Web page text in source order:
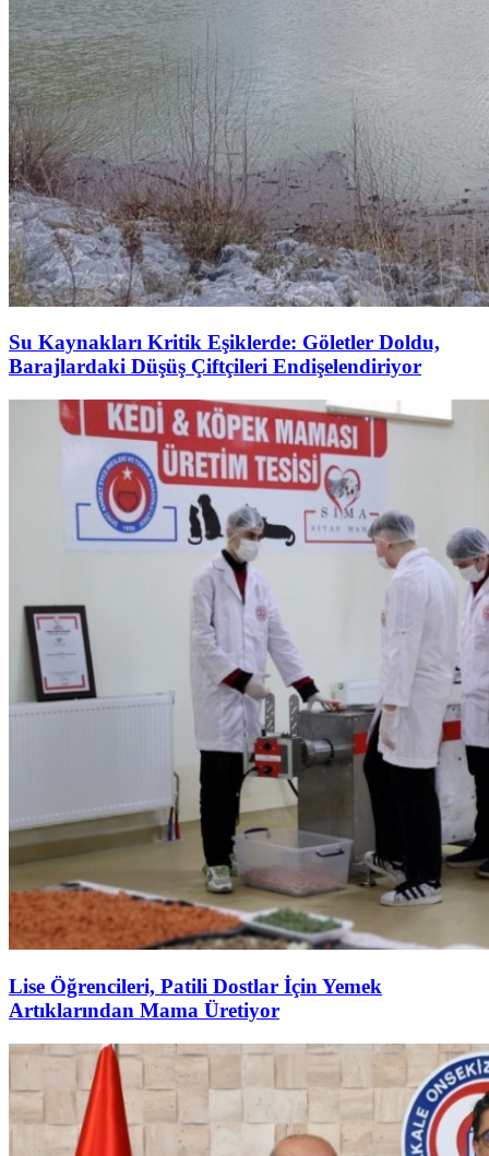
Su Kaynakları Kritik Eşiklerde: Göletler Doldu,
Barajlardaki Düşüş Çiftçileri Endişelendiriyor
Lise Öğrencileri, Patili Dostlar İçin Yemek
Artıklarından Mama Üretiyor